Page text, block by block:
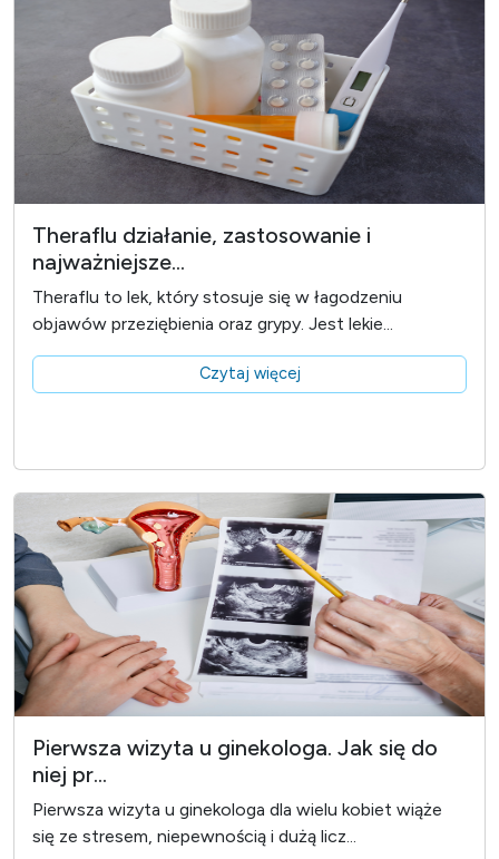
Theraflu działanie, zastosowanie i
najważniejsze...
Theraflu to lek, który stosuje się w łagodzeniu
objawów przeziębienia oraz grypy. Jest lekie...
Czytaj więcej
Pierwsza wizyta u ginekologa. Jak się do
niej pr...
Pierwsza wizyta u ginekologa dla wielu kobiet wiąże
się ze stresem, niepewnością i dużą licz...